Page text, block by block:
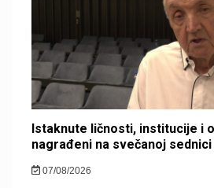
Istaknute ličnosti, institucije i
nagrađeni na svečanoj sednici
07/08/2026